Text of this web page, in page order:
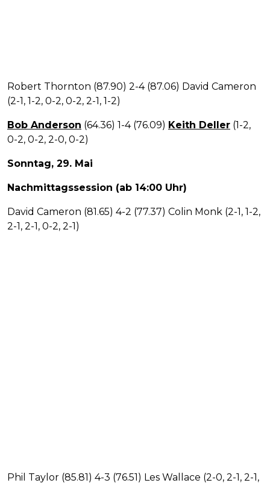
Robert Thornton (87.90) 2-4 (87.06) David Cameron
(2-1, 1-2, 0-2, 0-2, 2-1, 1-2)
Bob Anderson (64.36) 1-4 (76.09) Keith Deller (1-2,
0-2, 0-2, 2-0, 0-2)
Sonntag, 29. Mai
Nachmittagssession (ab 14:00 Uhr)
David Cameron (81.65) 4-2 (77.37) Colin Monk (2-1, 1-2,
2-1, 2-1, 0-2, 2-1)
Phil Taylor (85.81) 4-3 (76.51) Les Wallace (2-0, 2-1, 2-1,